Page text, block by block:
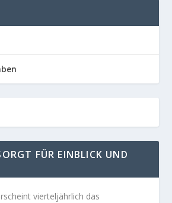
FÜR EINBLICK UND
vierteljährlich das